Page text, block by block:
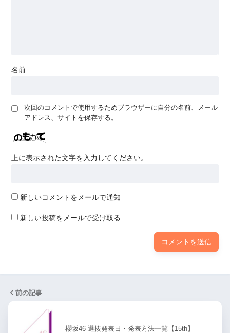
名前
次回のコメントで使用するためブラウザーに自分の名前、メール
アドレス、サイトを保存する。
上に表示された文字を入力してください。
新しいコメントをメールで通知
新しい投稿をメールで受け取る
前の記事
櫻坂46 選抜発表日・発表方法一覧【15th】